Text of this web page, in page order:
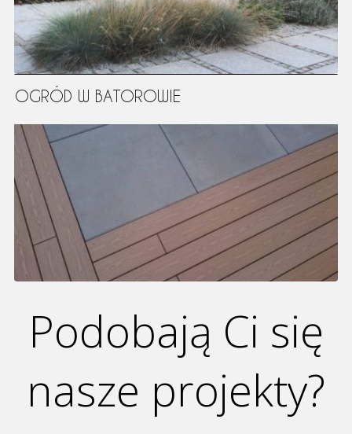
OGRÓD W BATOROWIE
Podobają Ci się
nasze projekty?